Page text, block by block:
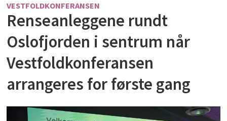
VESTFOLDKONFERANSEN
Renseanleggene rundt
Oslofjorden i sentrum når
Vestfoldkonferansen
arrangeres for første gang